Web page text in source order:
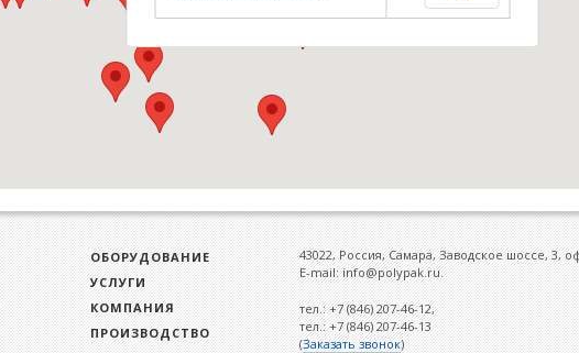
ОБОРУДОВАНИЕ
УСЛУГИ
КОМПАНИЯ
ПРОИЗВОДСТВО
43022, Россия, Самара, Заводское шоссе, 3,
E-mail: info@polypak.ru.
тел.: +7 (846) 207-46-12,
тел.: +7 (846) 207-46-13
(Заказать звонок)